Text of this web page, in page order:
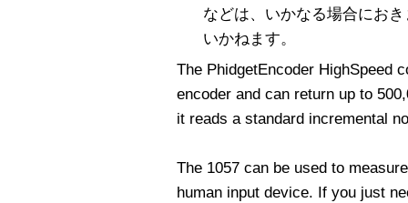
などは、いかなる場合にお
いかねます。
The PhidgetEncoder HighSpeed
encoder and can return up to
it reads a standard incremental
The 1057 can be used to
human input device. If you just